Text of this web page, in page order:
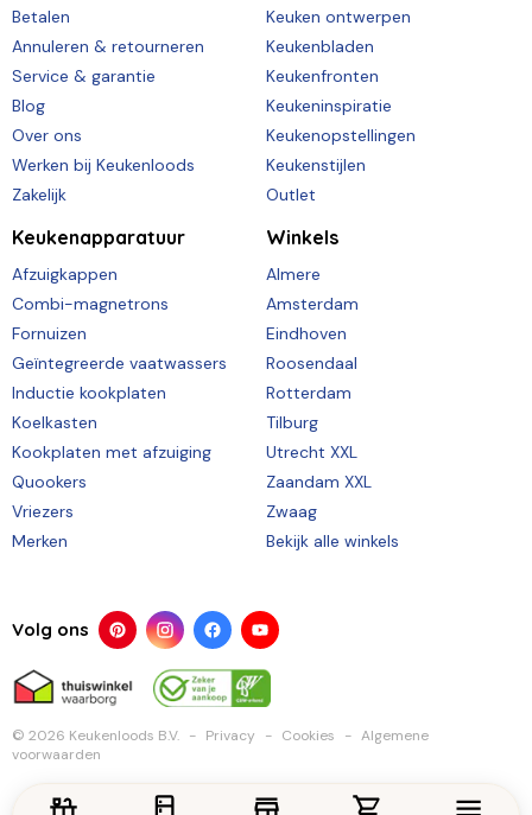
Betalen
Annuleren & retourneren
Service & garantie
Blog
Over ons
Werken bij Keukenloods
Zakelijk
Keuken ontwerpen
Keukenbladen
Keukenfronten
Keukeninspiratie
Keukenopstellingen
Keukenstijlen
Outlet
Keukenapparatuur
Afzuigkappen
Combi-magnetrons
Fornuizen
Geïntegreerde vaatwassers
Inductie kookplaten
Koelkasten
Kookplaten met afzuiging
Quookers
Vriezers
Merken
Winkels
Almere
Amsterdam
Eindhoven
Roosendaal
Rotterdam
Tilburg
Utrecht XXL
Zaandam XXL
Zwaag
Bekijk alle winkels
Volg ons
© 2026 Keukenloods B.V. Privacy Cookies
Algemene
voorwaarden